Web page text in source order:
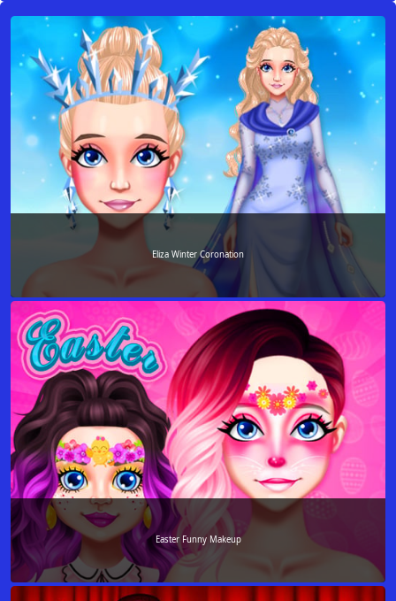
Eliza Winter Coronation
Easter Funny Makeup